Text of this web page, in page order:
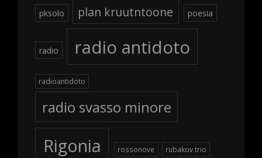
pksolo plan kruutntoone poesia
radio radio antidoto
radioantidoto
radio svasso minore
Rigonia rossonove rubakov trio